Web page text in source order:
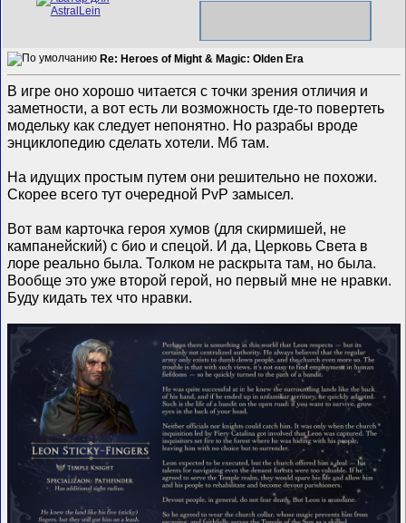
Re: Heroes of Might & Magic: Olden Era
В игре оно хорошо читается с точки зрения отличия и
заметности, а вот есть ли возможность где-то повертеть
модельку как следует непонятно. Но разрабы вроде
энциклопедию сделать хотели. Мб там.
На идущих простым путем они решительно не похожи.
Скорее всего тут очередной PvP замысел.
Вот вам карточка героя хумов (для скирмишей, не
кампанейский) с био и спецой. И да, Церковь Света в
лоре реально была. Толком не раскрыта там, но была.
Вообще это уже второй герой, но первый мне не нравки.
Буду кидать тех что нравки.